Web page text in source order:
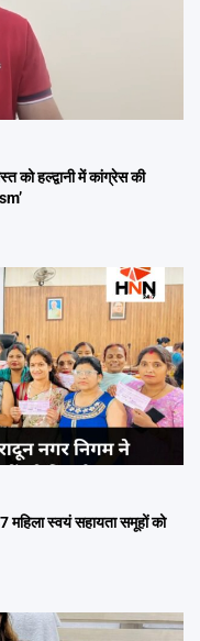
हल्द्वानी में कांग्रेस की
स्वयं सहायता समूहों को